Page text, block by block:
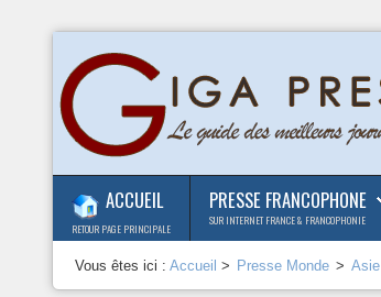
ACCUEIL
RETOUR PAGE PRINCIPALE
PRESSE FRANCOPHONE
SUR INTERNET FRANCE & FRANCOPHONIE
Vous êtes ici :Accueil > Presse Monde > Asie